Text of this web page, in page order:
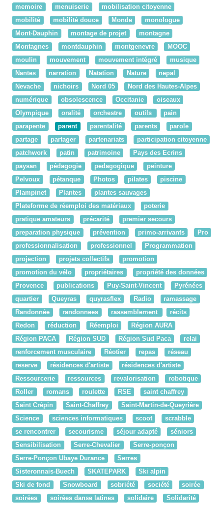
memoire
menuiserie
mobilisation citoyenne
mobilité
mobilité douce Monde
monologue
Mont-Dauphin
montage de projet
montagne
Montagnes
montdauphin montgenevre
MOOC
moulin
mouvement mouvement intégré
musique
Nantes
narration Natation Nature
nepal
Nevache
nichoirs Nord 05
Nord des Hautes-Alpes
numérique
obsolescence Occitanie
oiseaux
Olympique
oralité orchestre outils
pain
parapente
parent parentalité parents
parole
partage
partager partenariats
participation citoyenne
patchwork
patin patrimoine
Pays des Ecrins
paysan
pédagogie pedagogique
peinture
Pelvoux
pétanque Photos pilates
piscine
Plampinet
Plantes
plantes sauvages
Plateforme de réemploi des matériaux
poterie
pratique amateurs
précarité
premier secours
preparation physique
prévention primo-arrivants
Pro
professionnalisation
professionnel
Programmation
projection
projets collectifs
promotion
promotion du vélo
propriétaires
propriété des données
Provence
publications Puy-Saint-Vincent
Pyrénées
quartier
Queyras quyrasflex Radio
ramassage
Randonnée
randonnees rassemblement
récits
Redon
réduction Réemploi
Région AURA
Région PACA
Région SUD Région Sud Paca
relai
renforcement musculaire
Réotier repas
réseau
reserve
résidences d'artiste
résidences d'artiste
Ressourcerie
ressources revalorisation
robotique
Roller
romans roulette RSE
saint chaffrey
Saint Crépin
Saint-Chaffrey
Saint-Martin-de-Queyrière
Science
sciences informatiques scoot
scrabble
se rencontrer
secourisme séjour adapté
séniors
Sensibilisation
Serre-Chevalier
Serre-ponçon
Serre-Ponçon Ubaye Durance
Serres
Sisteronnais-Buech
SKATEPARK
Ski alpin
Ski de fond
Snowboard sobriété société
soirée
soirées
soirées danse latines solidaire
Solidarité